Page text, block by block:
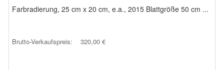
Farbradierung, 25 cm x 20 cm, e.a., 2015 Blattgröße 50 cm ...
Brutto-Verkaufspreis: 320,00 €